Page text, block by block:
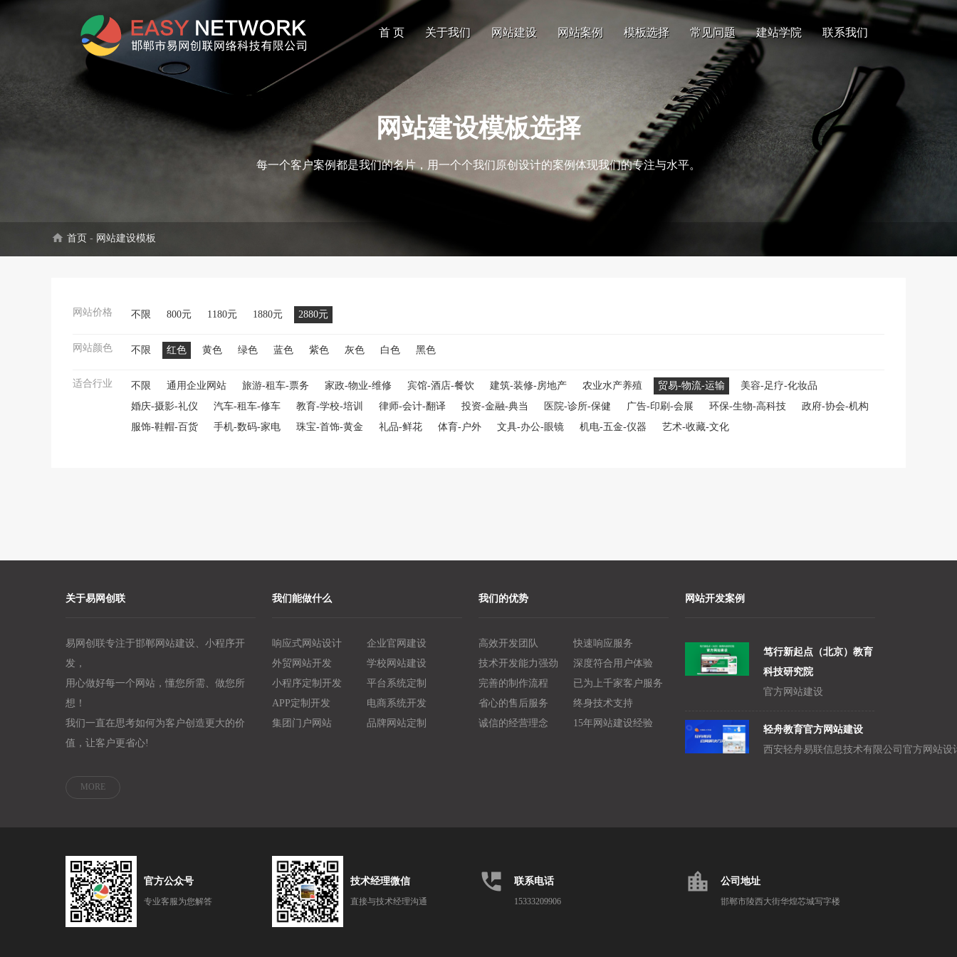
首 页 关于我们 网站建设 网站案例 模板选择 常见问题 建站学院 联系我们
网站建设模板选择
每一个客户案例都是我们的名片，用一个个我们原创设计的案例体现我们的专注与水平。
home 首页 - 网站建设模板
网站价格 不限 800元 1180元 1880元 2880元
网站颜色 不限 红色 黄色 绿色 蓝色 紫色 灰色 白色 黑色
适合行业 不限 通用企业网站 旅游-租车-票务 家政-物业-维修 宾馆-酒店-餐饮 建筑-装修-房地产 农业水产养殖 贸易-物流-运输
美容-足疗-化妆品
婚庆-摄影-礼仪
汽车-租车-修车 教育-学校-培训 律师-会计-翻译 投资-金融-典当 医院-诊所-保健 广告-印刷-会展 环保-生物-高科技
政府-协会-机构
服饰-鞋帽-百货
手机-数码-家电 珠宝-首饰-黄金 礼品-鲜花 体育-户外 文具-办公-眼镜 机电-五金-仪器 艺术-收藏-文化
关于易网创联
易网创联专注于邯郸网站建设、小程序开
发，
用心做好每一个网站，懂您所需、做您所
想！
我们一直在思考如何为客户创造更大的价
值，让客户更省心!
MORE
我们能做什么
响应式网站设计
企业官网建设
外贸网站开发
学校网站建设
小程序定制开发
平台系统定制
APP定制开发
电商系统开发
集团门户网站
品牌网站定制
我们的优势
高效开发团队
快速响应服务
技术开发能力强劲
深度符合用户体验
完善的制作流程
已为上千家客户服务
省心的售后服务
终身技术支持
诚信的经营理念
15年网站建设经验
网站开发案例
笃行新起点（北京）教育
科技研究院
官方网站建设
轻舟教育官方网站建设
官方公众号
专业客服为您解答
技术经理微信
直接与技术经理沟通
perm_phone_msg 联系电话
15333209906
location_city 公司地址
邯郸市陵西大街华煌芯城写字楼